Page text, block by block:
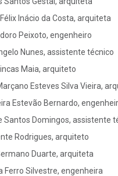
lnácio da Costa, arquiteta
Peixoto, engenheiro
Nunes, assistente técnico
Maia, arquiteto
Esteves Silva Vieira,
Estevão Bernardo,
Santos Domingos, assistente
Rodrigues, arquiteto
Duarte, arquiteta
Ferro Silvestre, engenheira